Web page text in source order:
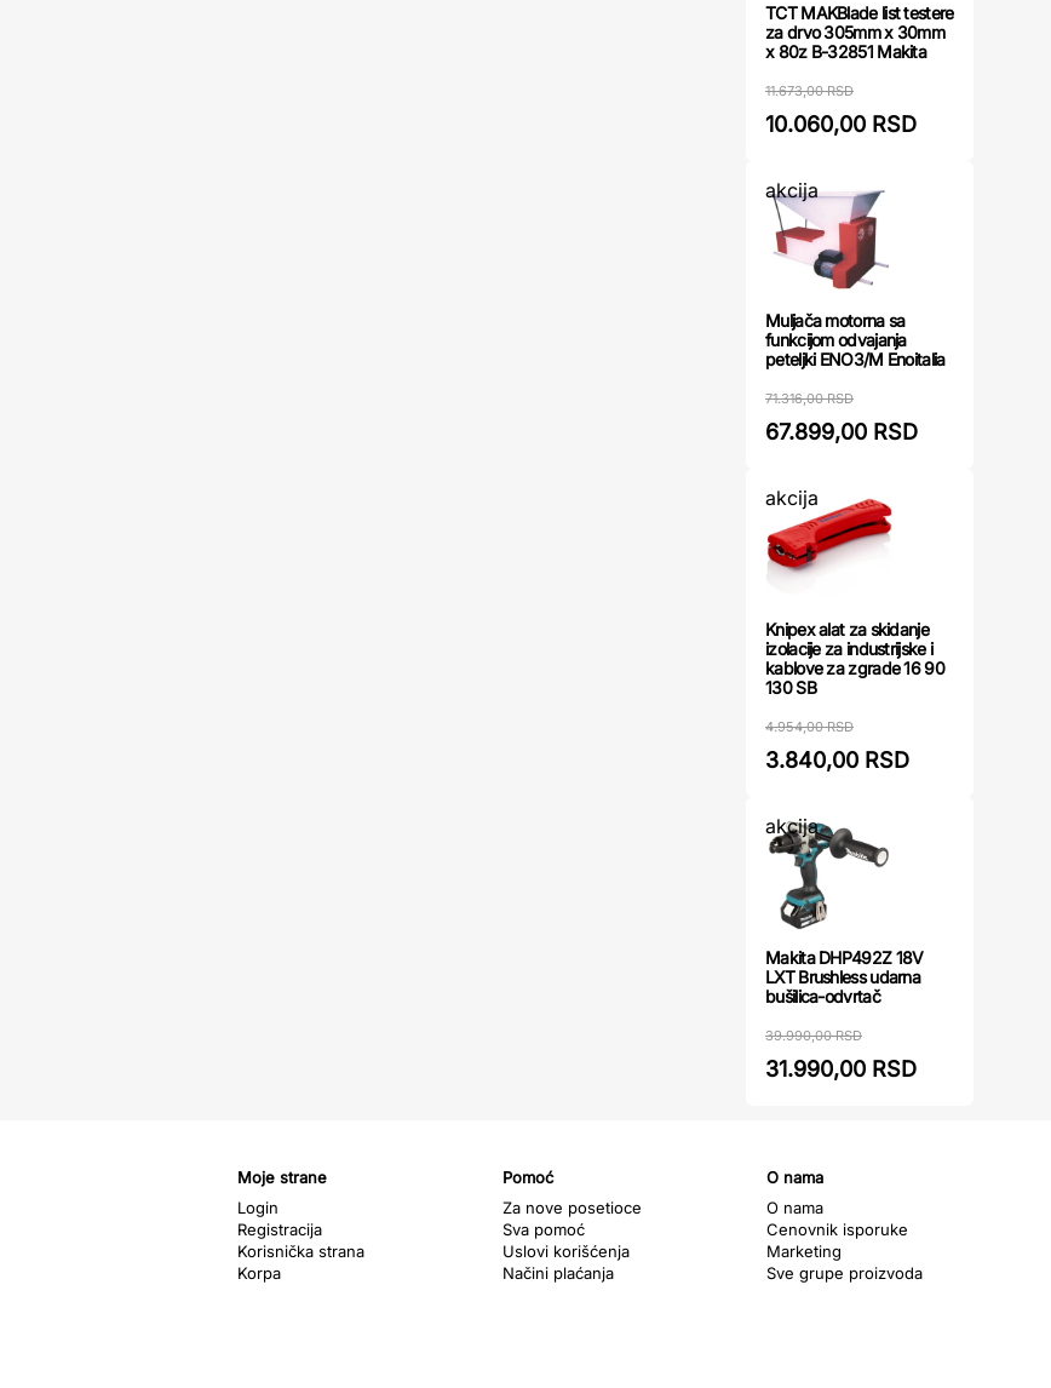
TCT MAKBlade list testere
za drvo 305mm x 30mm
x 80z B-32851 Makita
11.673,00 RSD
10.060,00 RSD
akcija
Muljača motorna sa
funkcijom odvajanja
peteljki ENO3/M Enoitalia
71.316,00 RSD
67.899,00 RSD
akcija
Knipex alat za skidanje
izolacije za industrijske i
kablove za zgrade 16 90
130 SB
4.954,00 RSD
3.840,00 RSD
akcija
Makita DHP492Z 18V
LXT Brushless udarna
bušilica-odvrtač
39.990,00 RSD
31.990,00 RSD
Moje strane
Login
Registracija
Korisnička strana
Korpa
Pomoć
Za nove posetioce
Sva pomoć
Uslovi korišćenja
Načini plaćanja
O nama
O nama
Cenovnik isporuke
Marketing
Sve grupe proizvoda